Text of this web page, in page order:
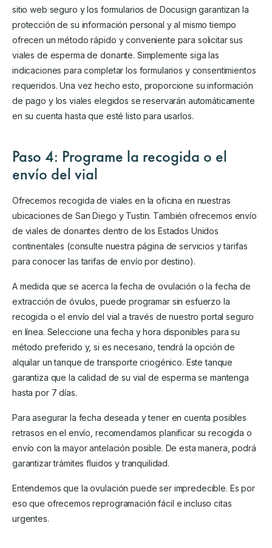
sitio web seguro y los formularios de Docusign garantizan la
protección de su información personal y al mismo tiempo
ofrecen un método rápido y conveniente para solicitar sus
viales de esperma de donante. Simplemente siga las
indicaciones para completar los formularios y consentimientos
requeridos. Una vez hecho esto, proporcione su información
de pago y los viales elegidos se reservarán automáticamente
en su cuenta hasta que esté listo para usarlos.
Paso 4: Programe la recogida o el
envío del vial
Ofrecemos recogida de viales en la oficina en nuestras
ubicaciones de San Diego y Tustin. También ofrecemos envío
de viales de donantes dentro de los Estados Unidos
continentales (consulte nuestra página de servicios y tarifas
para conocer las tarifas de envío por destino).
A medida que se acerca la fecha de ovulación o la fecha de
extracción de óvulos, puede programar sin esfuerzo la
recogida o el envío del vial a través de nuestro portal seguro
en línea. Seleccione una fecha y hora disponibles para su
método preferido y, si es necesario, tendrá la opción de
alquilar un tanque de transporte criogénico. Este tanque
garantiza que la calidad de su vial de esperma se mantenga
hasta por 7 días.
Para asegurar la fecha deseada y tener en cuenta posibles
retrasos en el envío, recomendamos planificar su recogida o
envío con la mayor antelación posible. De esta manera, podrá
garantizar trámites fluidos y tranquilidad.
Entendemos que la ovulación puede ser impredecible. Es por
eso que ofrecemos reprogramación fácil e incluso citas
urgentes.